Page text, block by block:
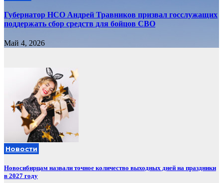
Губернатор НСО Андрей Травников призвал госслужащих
поддержать сбор средств для бойцов СВО
Май 4, 2026
Новости
Новосибирцам назвали точное количество выходных дней на праздники
в 2027 году